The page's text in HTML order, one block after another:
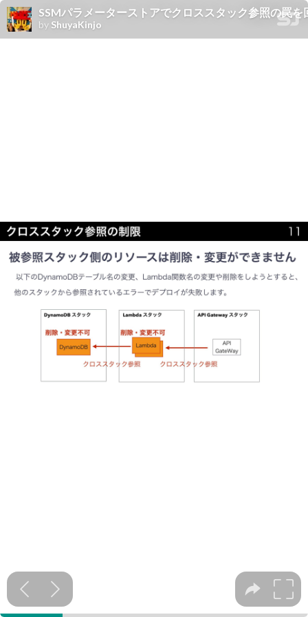
SSMパラメーターストアでクロススタック参照の罠を
by ShuyaKinjo